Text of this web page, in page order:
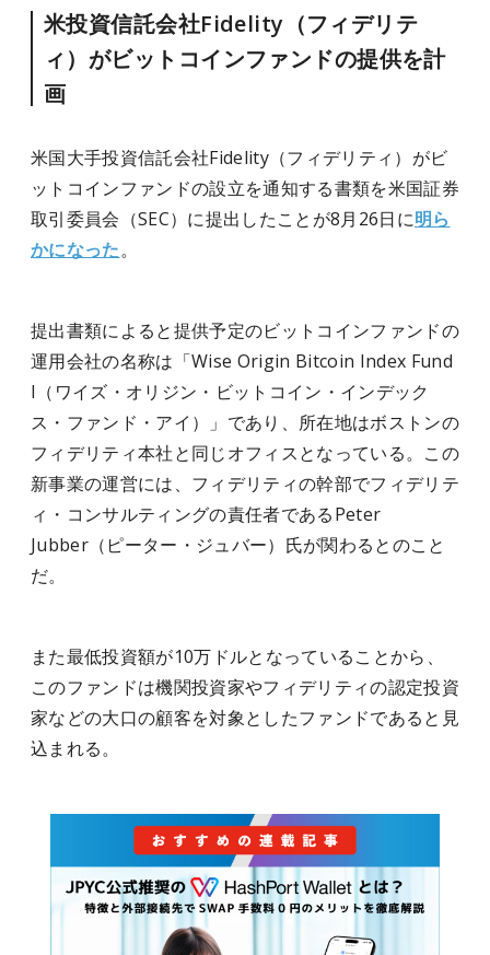
米投資信託会社Fidelity（フィデリテ
ィ）がビットコインファンドの提供を計
画
米国大手投資信託会社Fidelity（フィデリティ）がビ
ットコインファンドの設立を通知する書類を米国証券
取引委員会（SEC）に提出したことが8月26日に明ら
かになった。
提出書類によると提供予定のビットコインファンドの
運用会社の名称は「Wise Origin Bitcoin Index Fund
I（ワイズ・オリジン・ビットコイン・インデック
ス・ファンド・アイ）」であり、所在地はボストンの
フィデリティ本社と同じオフィスとなっている。この
新事業の運営には、フィデリティの幹部でフィデリテ
ィ・コンサルティングの責任者であるPeter
Jubber（ピーター・ジュバー）氏が関わるとのこと
だ。
また最低投資額が10万ドルとなっていることから、
このファンドは機関投資家やフィデリティの認定投資
家などの大口の顧客を対象としたファンドであると見
込まれる。